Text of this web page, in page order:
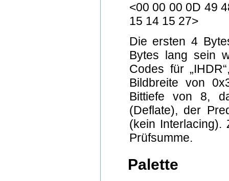
<00 00 00 0D 49
15 14 15 27>
Die ersten 4
Bytes lang sein
Codes für
Bildbreite von
Bittiefe von 8,
(Deflate), der
(kein
Prüfsumme.
Palette